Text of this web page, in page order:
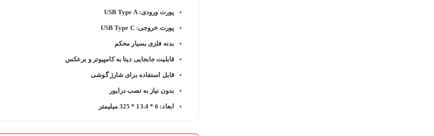
پورت ورودی: USB Type A
پورت خروجی: USB Type C
بدنه فلزی بسیار محکم
قابلیت جابجایی دیتا به کامپیوتر و برعکس
قابل استفاده برای شارژ گوشی
بدون نیاز به نصب درایور
ابعاد: 6 * 13.4 * 325 میلیمتر